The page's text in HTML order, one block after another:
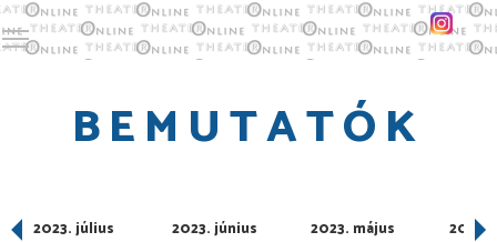
Toggle main menu visibility
BEMUTATÓK
2023. július 2023. június 2023. május 2023.